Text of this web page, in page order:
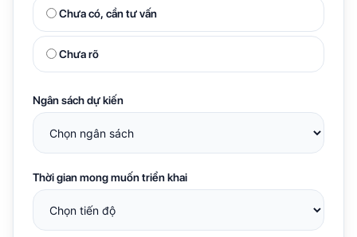
Chưa có, cần tư vấn
Chưa rõ
Ngân sách dự kiến
Thời gian mong muốn triển khai